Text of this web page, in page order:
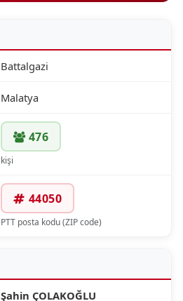
Battalgazi
Malatya
476
kişi
44050
PTT posta kodu (ZIP code)
Şahin ÇOLAKOĞLU